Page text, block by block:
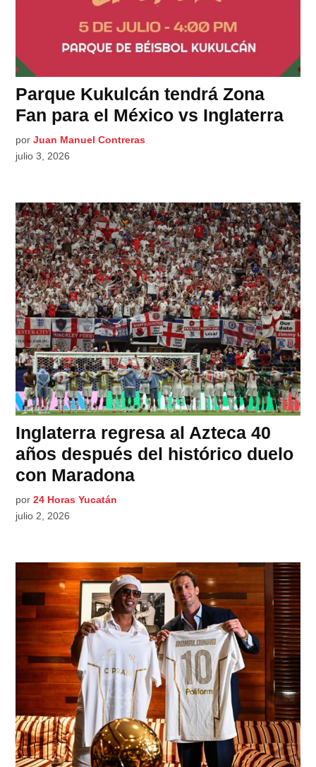
Parque Kukulcán tendrá Zona
Fan para el México vs Inglaterra
por Juan Manuel Contreras
julio 3, 2026
Inglaterra regresa al Azteca 40
años después del histórico duelo
con Maradona
por 24 Horas Yucatán
julio 2, 2026